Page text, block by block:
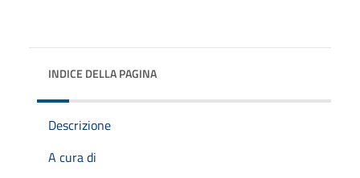
INDICE DELLA PAGINA
Descrizione
A cura di